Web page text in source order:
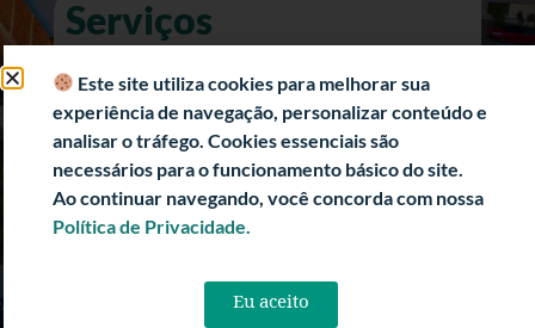
Serviços
e-SIC (Acesso a Informação)
Transparência Fiscal
História
Informações Turísticas
Este site utiliza cookies para melhorar sua
experiência de navegação, personalizar conteúdo e
analisar o tráfego. Cookies essenciais são
necessários para o funcionamento básico do site.
Ao continuar navegando, você concorda com nossa
Política de Privacidade.
Eu aceito